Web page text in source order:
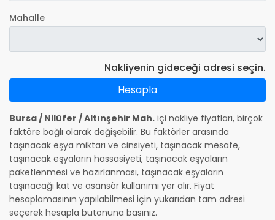
Mahalle
Nakliyenin gideceği adresi seçin.
Hesapla
Bursa / Nilüfer / Altınşehir Mah. içi nakliye fiyatları, birçok
faktöre bağlı olarak değişebilir. Bu faktörler arasında
taşınacak eşya miktarı ve cinsiyeti, taşınacak mesafe,
taşınacak eşyaların hassasiyeti, taşınacak eşyaların
paketlenmesi ve hazırlanması, taşınacak eşyaların
taşınacağı kat ve asansör kullanımı yer alır. Fiyat
hesaplamasının yapılabilmesi için yukarıdan tam adresi
seçerek hesapla butonuna basınız.